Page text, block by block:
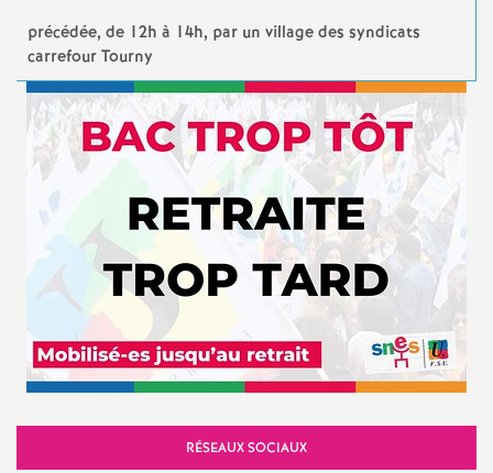
S
e
c
o
n
d
d
e
précédée, de 12h à 14h, par un village des syndicats
carrefour Tourny
RÉSEAUX SOCIAUX